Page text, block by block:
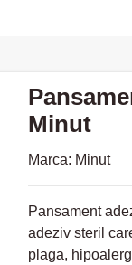
Minut
Marca: Minut
Pansament
adeziv steril
plaga,